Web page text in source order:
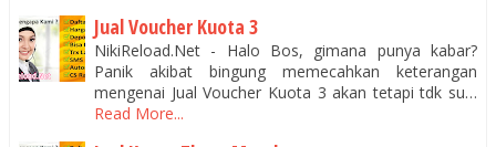
Jual Voucher Kuota 3
NikiReload.Net - Halo Bos, gimana punya kabar?
Panik akibat bingung memecahkan keterangan
mengenai Jual Voucher Kuota 3 akan tetapi tdk su…
Read More...